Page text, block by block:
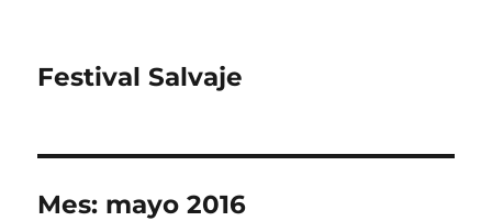
Festival Salvaje
Mes: mayo 2016